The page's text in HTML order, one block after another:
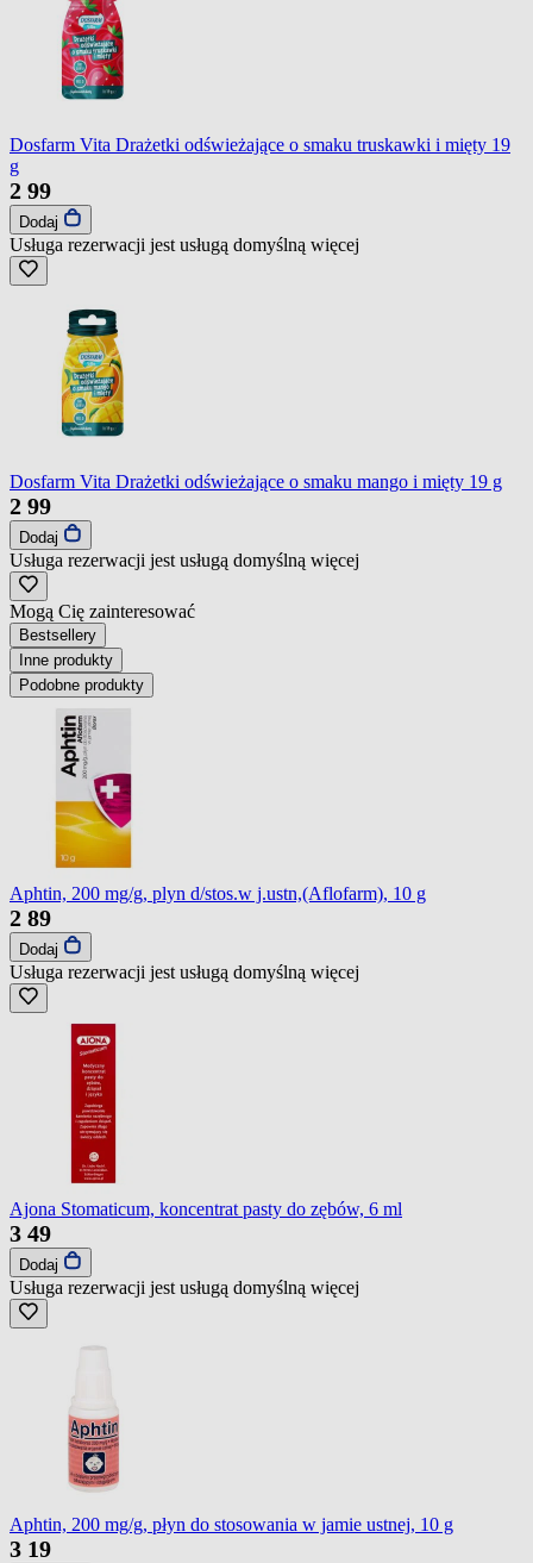
Dosfarm Vita Drażetki odświeżające o smaku truskawki i mięty 19
g
2 99
Dodaj
Usługa rezerwacji jest usługą domyślną więcej
Dosfarm Vita Drażetki odświeżające o smaku mango i mięty 19 g
2 99
Dodaj
Usługa rezerwacji jest usługą domyślną więcej
Mogą Cię zainteresować
Bestsellery
Inne produkty
Podobne produkty
Aphtin, 200 mg/g, plyn d/stos.w j.ustn,(Aflofarm), 10 g
2 89
Dodaj
Usługa rezerwacji jest usługą domyślną więcej
Ajona Stomaticum, koncentrat pasty do zębów, 6 ml
3 49
Dodaj
Usługa rezerwacji jest usługą domyślną więcej
Aphtin, 200 mg/g, płyn do stosowania w jamie ustnej, 10 g
3 19